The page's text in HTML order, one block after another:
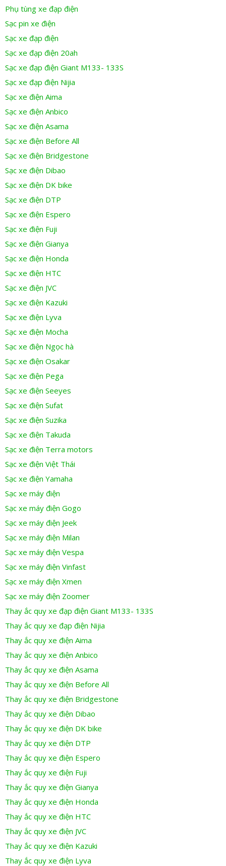
Phụ tùng xe đạp điện
Sạc pin xe điện
Sạc xe đạp điện
Sạc xe đạp điện 20ah
Sạc xe đạp điện Giant M133- 133S
Sạc xe đạp điện Nijia
Sạc xe điện Aima
Sạc xe điện Anbico
Sạc xe điện Asama
Sạc xe điện Before All
Sạc xe điện Bridgestone
Sạc xe điện Dibao
Sạc xe điện DK bike
Sạc xe điện DTP
Sạc xe điện Espero
Sạc xe điện Fuji
Sạc xe điện Gianya
Sạc xe điện Honda
Sạc xe điện HTC
Sạc xe điện JVC
Sạc xe điện Kazuki
Sạc xe điện Lyva
Sạc xe điện Mocha
Sạc xe điện Ngọc hà
Sạc xe điện Osakar
Sạc xe điện Pega
Sạc xe điện Seeyes
Sạc xe điện Sufat
Sạc xe điện Suzika
Sạc xe điện Takuda
Sạc xe điện Terra motors
Sạc xe điện Việt Thái
Sạc xe điện Yamaha
Sạc xe máy điện
Sạc xe máy điện Gogo
Sạc xe máy điện Jeek
Sạc xe máy điện Milan
Sạc xe máy điện Vespa
Sạc xe máy điện Vinfast
Sạc xe máy điện Xmen
Sạc xe máy điện Zoomer
Thay ắc quy xe đạp điện Giant M133- 133S
Thay ắc quy xe đạp điện Nijia
Thay ắc quy xe điện Aima
Thay ắc quy xe điện Anbico
Thay ắc quy xe điện Asama
Thay ắc quy xe điện Before All
Thay ắc quy xe điện Bridgestone
Thay ắc quy xe điện Dibao
Thay ắc quy xe điện DK bike
Thay ắc quy xe điện DTP
Thay ắc quy xe điện Espero
Thay ắc quy xe điện Fuji
Thay ắc quy xe điện Gianya
Thay ắc quy xe điện Honda
Thay ắc quy xe điện HTC
Thay ắc quy xe điện JVC
Thay ắc quy xe điện Kazuki
Thay ắc quy xe điện Lyva